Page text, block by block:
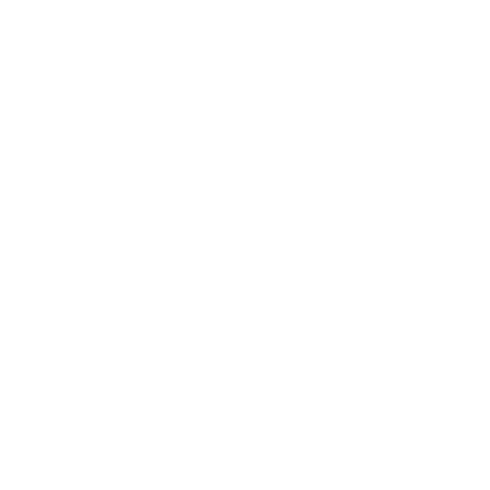
*₹630/மாதம் என்பது 1 கோடி
1 கோடி டேர்ம் லைஃப்